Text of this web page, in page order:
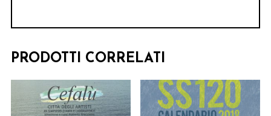
PRODOTTI CORRELATI